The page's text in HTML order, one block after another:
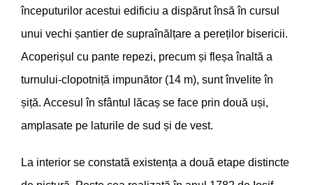
începuturilor acestui edificiu a dispărut însă în cursul
unui vechi șantier de supraînălțare a pereților bisericii.
Acoperișul cu pante repezi, precum și fleșa înaltă a
turnului-clopotniță impunător (14 m), sunt învelite în
șiță. Accesul în sfântul lăcaș se face prin două uși,
amplasate pe laturile de sud și de vest.
La interior se constată existența a două etape distincte